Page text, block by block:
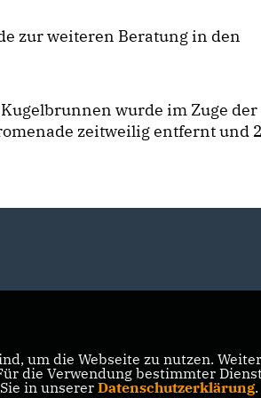
zur weiteren Beratung in den
wurde im Zuge der
zeitweilig entfernt und
um die Webseite zu nutzen.
die Verwendung bestimmter
in unserer Datenschutzerklärung.